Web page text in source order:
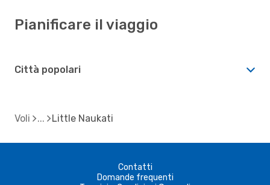
Pianificare il viaggio
Città popolari
Voli Little Naukati
Contatti
Domande frequenti